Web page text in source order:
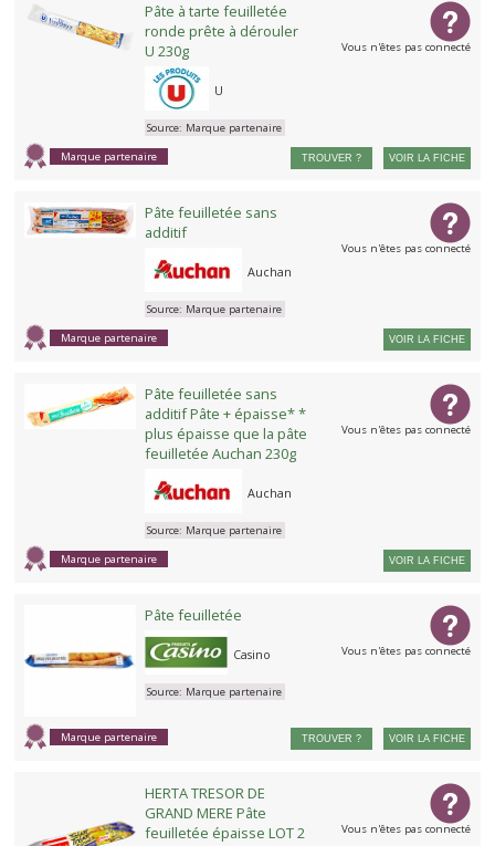
Pâte à tarte feuilletée
ronde prête à dérouler
U 230g
U
Marque partenaire
Source: Marque partenaire
TROUVER ?
Vous n'êtes pas connecté
VOIR LA FICHE
Pâte feuilletée sans
additif
Auchan
Marque partenaire
Source: Marque partenaire
Vous n'êtes pas connecté
VOIR LA FICHE
Pâte feuilletée sans
additif Pâte + épaisse* *
plus épaisse que la pâte
feuilletée Auchan 230g
Auchan
Marque partenaire
Source: Marque partenaire
Vous n'êtes pas connecté
VOIR LA FICHE
Pâte feuilletée
Casino
Marque partenaire
Source: Marque partenaire
TROUVER ?
Vous n'êtes pas connecté
VOIR LA FICHE
HERTA TRESOR DE
GRAND MERE Pâte
feuilletée épaisse LOT 2
Vous n'êtes pas connecté